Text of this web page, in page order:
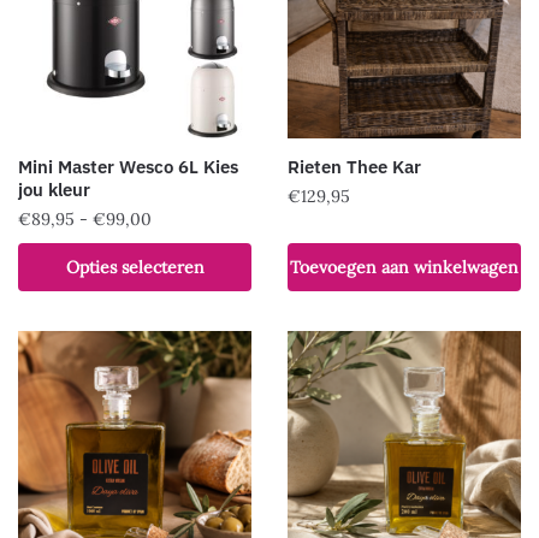
Mini Master Wesco 6L Kies
jou kleur
€89,95 - €99,00
€89,95
tot
€99,00
Opties selecteren
product
meerdere
variaties.
Deze
optie
gekozen
worden
Rieten Thee Kar
€129,95
Toevoegen aan winkelwagen